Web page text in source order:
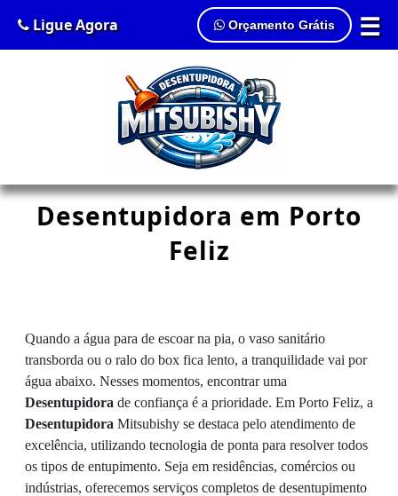
☰
Ligue Agora Orçamento Grátis
Desentupidora em Porto
Feliz
Quando a água para de escoar na pia, o vaso sanitário
transborda ou o ralo do box fica lento, a tranquilidade vai por
água abaixo. Nesses momentos, encontrar uma
Desentupidora de confiança é a prioridade. Em Porto Feliz, a
Desentupidora Mitsubishy se destaca pelo atendimento de
excelência, utilizando tecnologia de ponta para resolver todos
os tipos de entupimento. Seja em residências, comércios ou
indústrias, oferecemos serviços completos de desentupimento